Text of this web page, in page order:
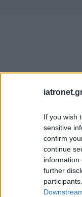
If you wish
sensitive
confirm
continue
information
further